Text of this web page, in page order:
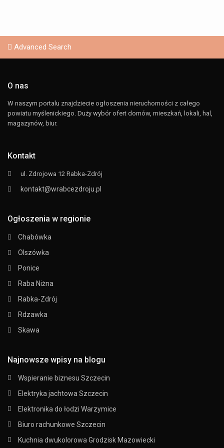
Advanced Search
O nas
W naszym portalu znajdziecie ogłoszenia nieruchomości z całego
powiatu myślenickiego. Duży wybór ofert domów, mieszkań, lokali, hal,
magazynów, biur.
Kontakt
ul. Zdrojowa 12 Rabka-Zdrój
kontakt@wrabcezdroju.pl
Ogłoszenia w regionie
Chabówka
Olszówka
Ponice
Raba Niżna
Rabka-Zdrój
Rdzawka
Skawa
Najnowsze wpisy na blogu
Wspieranie biznesu Szczecin
Elektryka jachtowa Szczecin
Elektronika do łodzi Warzymice
Biuro rachunkowe Szczecin
Kuchnia dwukolorowa Grodzisk Mazowiecki